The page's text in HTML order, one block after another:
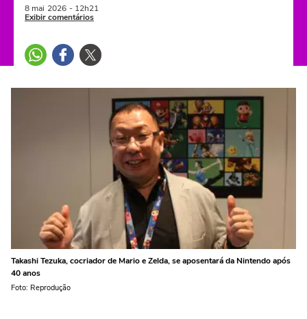
8 mai 2026 - 12h21
Exibir comentários
Takashi Tezuka, cocriador de Mario e Zelda, se aposentará da Nintendo após
40 anos
Foto: Reprodução